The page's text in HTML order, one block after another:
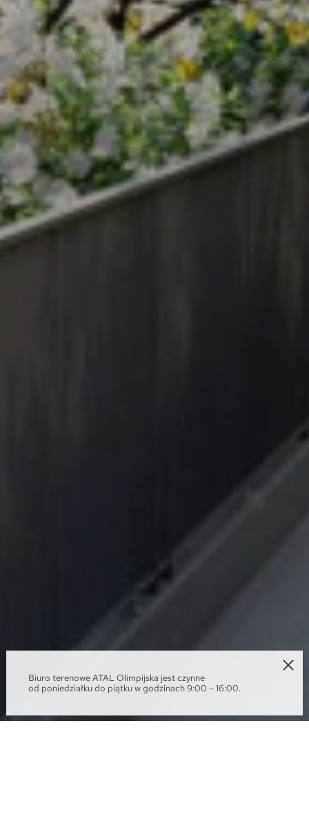
Biuro terenowe ATAL Olimpijska jest czynne
od poniedziałku do piątku w godzinach 9:00 – 16:00.